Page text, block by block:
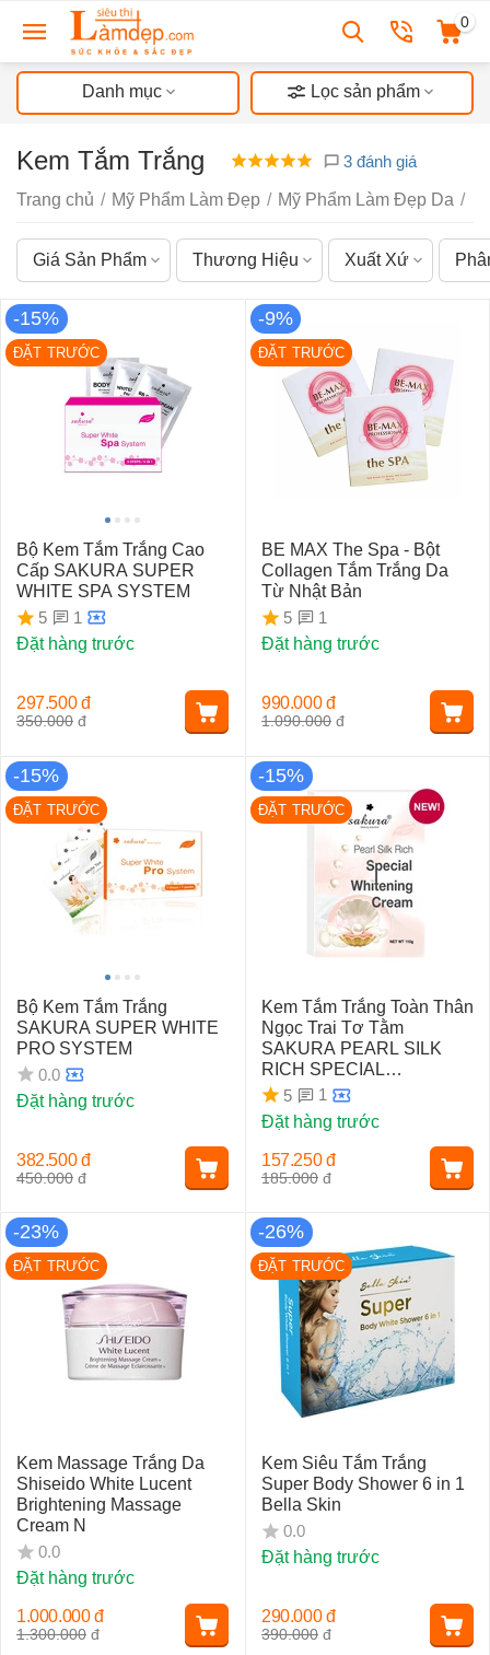
0
Danh mục Lọc sản phẩm
Kem Tắm Trắng 3 đánh giá
Trang chủ / Mỹ Phẩm Làm Đẹp / Mỹ Phẩm Làm Đẹp Da /
Giá Sản Phẩm Thương Hiệu Xuất Xứ
-15%
ĐẶT TRƯỚC
Bộ Kem Tắm Trắng Cao
Cấp SAKURA SUPER
WHITE SPA SYSTEM
5
1
Đặt hàng trước
350.000 đ
297.500 đ
-9%
ĐẶT TRƯỚC
BE MAX The Spa - Bột
Collagen Tắm Trắng Da
Từ Nhật Bản
5
1
Đặt hàng trước
1.090.000 đ
990.000 đ
-15%
ĐẶT TRƯỚC
Bộ Kem Tắm Trắng
SAKURA SUPER WHITE
PRO SYSTEM
0.0
Đặt hàng trước
450.000 đ
382.500 đ
-15%
ĐẶT TRƯỚC
Kem Tắm Trắng Toàn Thân
Ngọc Trai Tơ Tằm
SAKURA PEARL SILK
RICH SPECIAL
WHITENING CREAM
5
1
Đặt hàng trước
185.000 đ
157.250 đ
-23%
ĐẶT TRƯỚC
Kem Massage Trắng Da
Shiseido White Lucent
Brightening Massage
Cream N
0.0
Đặt hàng trước
1.300.000 đ
1.000.000 đ
-26%
ĐẶT TRƯỚC
Kem Siêu Tắm Trắng
Super Body Shower 6 in 1
Bella Skin
0.0
Đặt hàng trước
390.000 đ
290.000 đ